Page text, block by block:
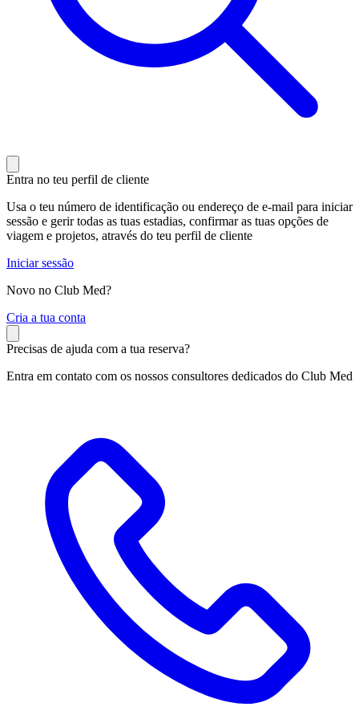
Entra no teu perfil de cliente
Usa o teu número de identificação ou endereço de e-mail para iniciar
sessão e gerir todas as tuas estadias, confirmar as tuas opções de
viagem e projetos, através do teu perfil de cliente
Iniciar sessão
Novo no Club Med?
Cria a tua conta
Precisas de ajuda com a tua reserva?
Entra em contato com os nossos consultores dedicados do Club Med